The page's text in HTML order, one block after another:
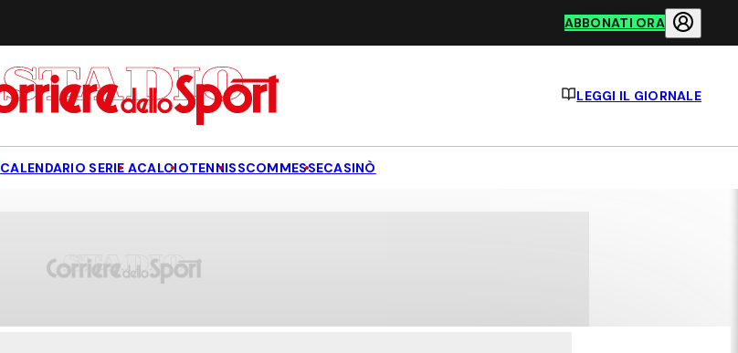
ABBONATI ORA
LEGGI IL GIORNALE
CALENDARIO SERIE ACALCIOTENNISSCOMMESSECASINÒ